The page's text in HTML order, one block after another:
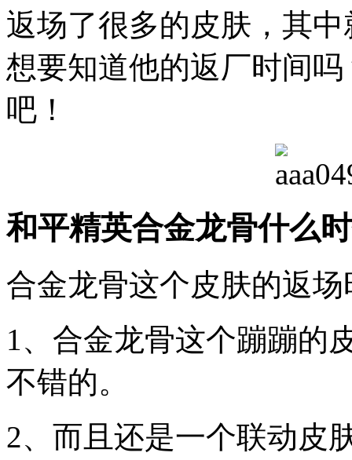
返场了很多的皮肤，其
想要知道他的返厂时间
吧！
和平精英合金龙骨什么
合金龙骨这个皮肤的返场
1、合金龙骨这个蹦蹦的
不错的。
2、而且还是一个联动皮